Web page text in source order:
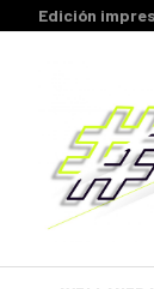
Edición